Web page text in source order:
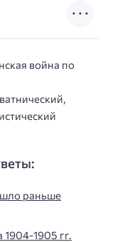
война по
раньше
1904-1905 гг.